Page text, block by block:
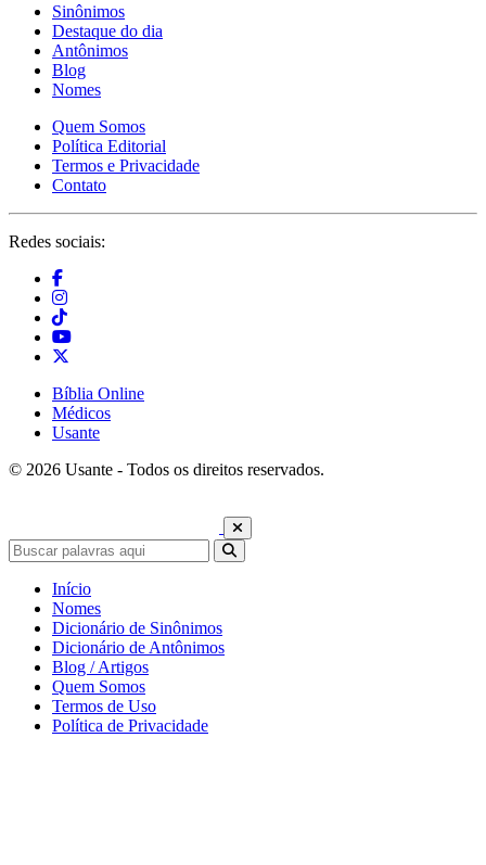
Sinônimos
Destaque do dia
Antônimos
Blog
Nomes
Quem Somos
Política Editorial
Termos e Privacidade
Contato
Redes sociais:
Bíblia Online
Médicos
Usante
© 2026 Usante - Todos os direitos reservados.
Início
Nomes
Dicionário de Sinônimos
Dicionário de Antônimos
Blog / Artigos
Quem Somos
Termos de Uso
Política de Privacidade